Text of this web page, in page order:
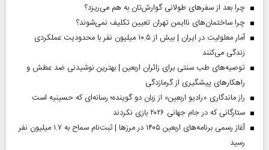
چرا بعد از سفرهای طولانی گوارش‌تان به هم می‌ریزد؟
چرا ساختمان‌های ناایمن تهران تعیین تکلیف نمی‌شوند؟
آمار معلولیت در ایران | بیش از ۱۰.۵ میلیون نفر با محدودیت عملکردی
زندگی می‌کنند
توصیه‌های طب سنتی برای زائران اربعین | بهترین نوشیدنی ضد عطش و
راهکارهای پیشگیری از گرمازدگی
راز ماندگاری «رادیو اربعین» از زبان دو گوینده؛ رسانه‌ای که حسینیه است
ستارگانی که در جام جهانی ۲۰۲۶ بازی نکردند
آغاز رسمی برنامه‌های اربعین ۱۴۰۵ در مرز‌ها | ثبت‌نام سماح به ۱.۷ میلیون نفر
رسید